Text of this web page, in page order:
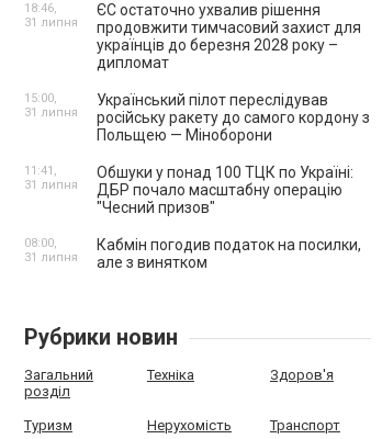
ЄС остаточно ухвалив рішення
продовжити тимчасовий захист для
українців до березня 2028 року –
дипломат
18:46,
31 липня
Український пілот переслідував
російську ракету до самого кордону з
Польщею — Міноборони
15:00,
31 липня
Обшуки у понад 100 ТЦК по Україні:
ДБР почало масштабну операцію
"Чесний призов"
11:41,
31 липня
Кабмін погодив податок на посилки,
але з винятком
08:00,
31 липня
Рубрики новин
Загальний
розділ
Техніка Здоров'я
Туризм Нерухомість Транспорт